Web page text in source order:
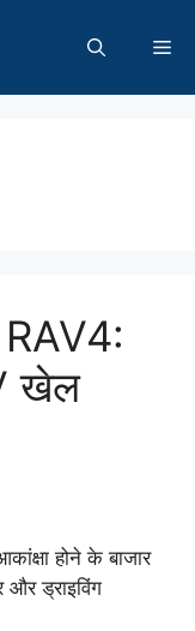
खेल
होने के बाजार
ड्राइविंग